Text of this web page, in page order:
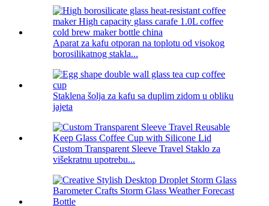
Aparat za kafu otporan na toplotu od visokog
borosilikatnog stakla...
Staklena šolja za kafu sa duplim zidom u obliku
jajeta
Custom Transparent Sleeve Travel Staklo za
višekratnu upotrebu...